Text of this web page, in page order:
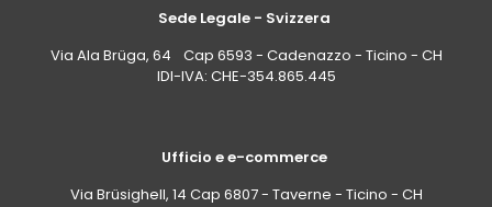
Sede Legale - Svizzera
Via Ala Brüga, 64 Cap 6593 - Cadenazzo - Ticino - CH
IDI-IVA: CHE-354.865.445
Ufficio e e-commerce
Via Brüsighell, 14 Cap 6807 - Taverne - Ticino - CH